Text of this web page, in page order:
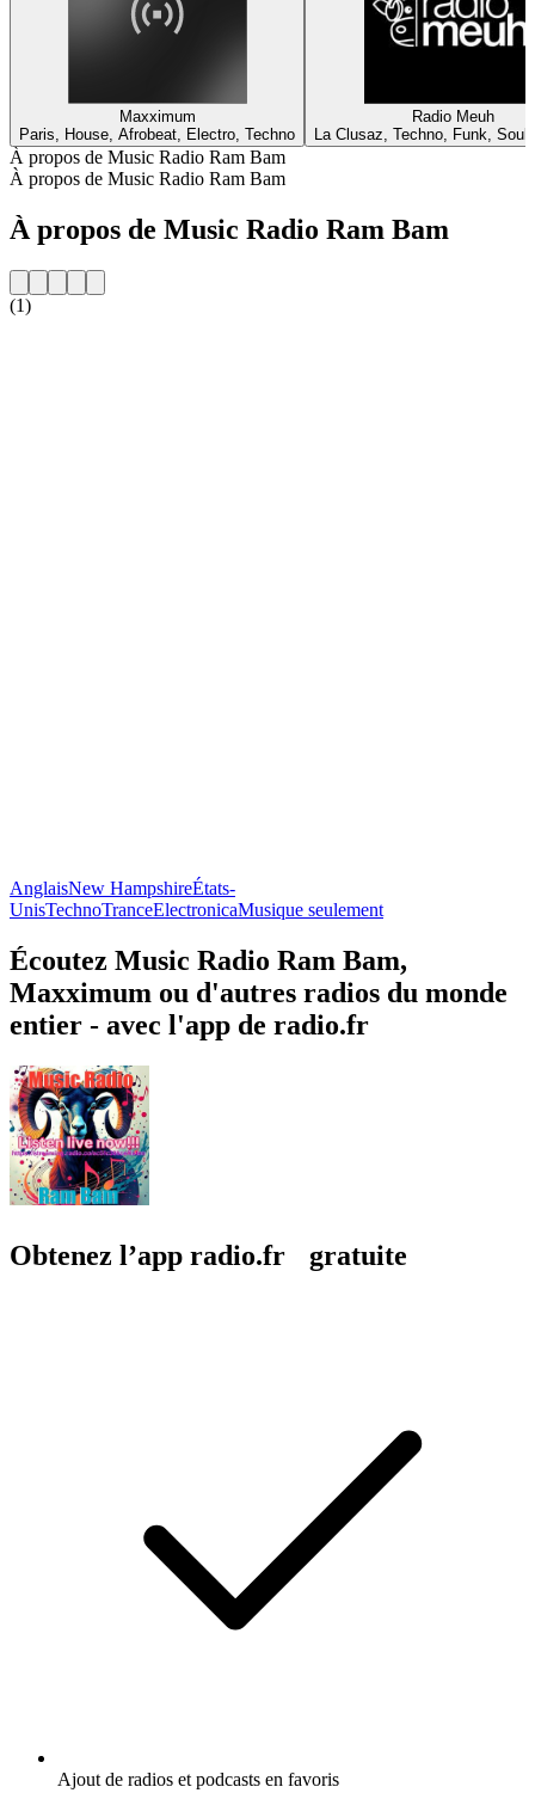
Maxximum
Paris, House, Afrobeat, Electro, Techno
Radio Meuh
La Clusaz, Techno, Funk,
À propos de Music Radio Ram Bam
À propos de Music Radio Ram Bam
À propos de Music Radio Ram Bam
(1)
AnglaisNew HampshireÉtats-
UnisTechnoTranceElectronicaMusique seulement
Écoutez Music Radio Ram Bam,
Maxximum ou d'autres radios du monde
entier - avec l'app de radio.fr
Obtenez l’app radio.fr gratuite
Ajout de radios et podcasts en favoris